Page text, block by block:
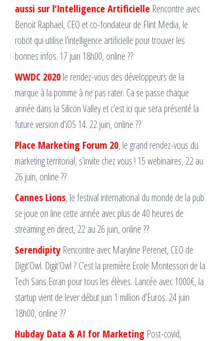
aussi sur l’Intelligence Artificielle Rencontre avec
Benoit Raphael, CEO et co-fondateur de Flint Media, le
robot qui utilise l’intelligence artificielle pour trouver les
bonnes infos. 17 juin 18h00, online ??
WWDC 2020le rendez-vous des développeurs de la
marque à la pomme à ne pas rater. Ca se passe chaque
année dans la Silicon Valley et c’est ici que sera présenté la
future version d’iOS 14. 22 juin, online ??
Place Marketing Forum 20, le grand rendez-vous du
marketing territorial, s’invite chez vous ! 15 webinaires, 22 au
26 juin, online ??
Cannes Lions, le festival international du monde de la pub
se joue on line cette année avec plus de 40 heures de
streaming en direct, 22 au 26 juin, online ??
Serendipity Rencontre avec Maryline Perenet, CEO de
Digit’Owl. Digit’Owl ? C’est la première Ecole Montessori de la
Tech Sans Ecran pour tous les élèves. Lancée avec 1000€, la
startup vient de lever début juin 1 million d’Euros. 24 juin
18h00, online ??
Hubday Data & AI for Marketing Post-covid,